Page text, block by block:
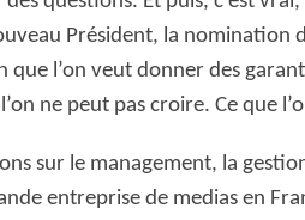
Président, la nomination
que l’on veut donner des
ne peut pas croire. Ce que
sur le management, la
entreprise de medias en